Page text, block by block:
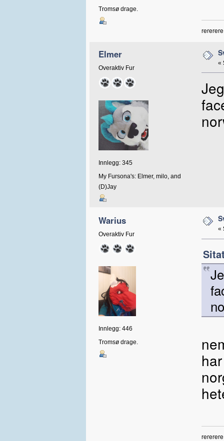
Tromsø drage.
Elmer
Overaktiv Fur
Innlegg: 345
My Fursona's: Elmer, milo, and
(D)Jay
«
Warius
Overaktiv Fur
Innlegg: 446
Tromsø drage.
«